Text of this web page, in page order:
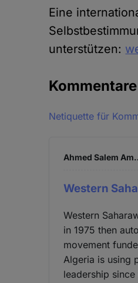
Eine
unterstützen:
Kommentare
Netiquette für
Ahmed Salem
Western
Western
in 1975 then
movement
Algeria is using
leadership